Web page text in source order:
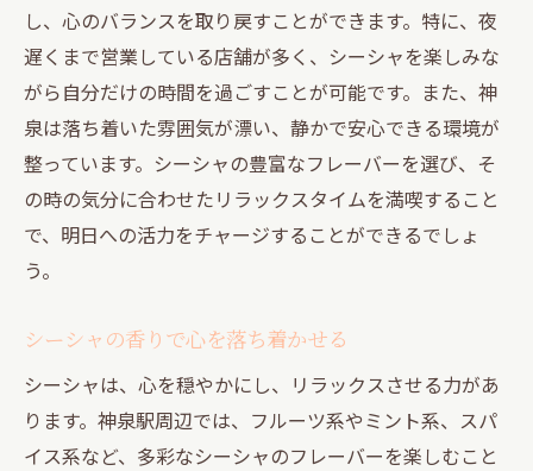
し、心のバランスを取り戻すことができます。特に、夜
遅くまで営業している店舗が多く、シーシャを楽しみな
がら自分だけの時間を過ごすことが可能です。また、神
泉は落ち着いた雰囲気が漂い、静かで安心できる環境が
整っています。シーシャの豊富なフレーバーを選び、そ
の時の気分に合わせたリラックスタイムを満喫すること
で、明日への活力をチャージすることができるでしょ
う。
シーシャの香りで心を落ち着かせる
シーシャは、心を穏やかにし、リラックスさせる力があ
ります。神泉駅周辺では、フルーツ系やミント系、スパ
イス系など、多彩なシーシャのフレーバーを楽しむこと